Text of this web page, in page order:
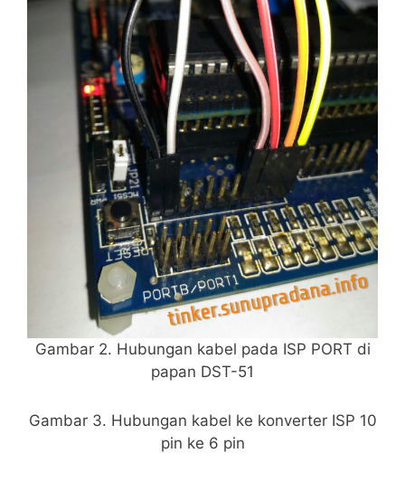
Gambar 2. Hubungan kabel pada ISP PORT di
papan DST-51
Gambar 3. Hubungan kabel ke konverter ISP 10
pin ke 6 pin